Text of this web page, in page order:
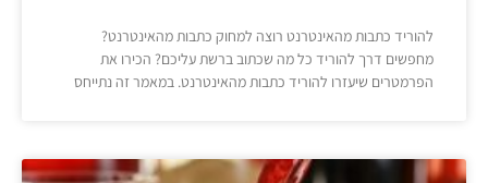
להוריד כתבות מהאינטרנט רוצה למחוק כתבות מהאינטרנט?
מחפשים דרך להוריד כל מה שכתוב ברשת עליכם? הכירו את
הפרמטרים שיעזרו להוריד כתבות מהאינטרנט. במאמר זה נתייחס